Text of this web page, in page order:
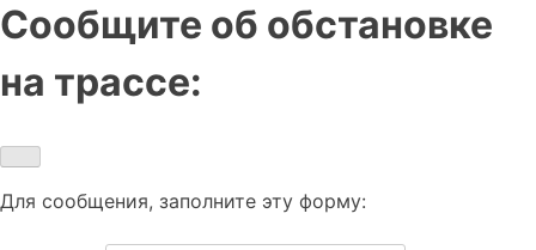
Сообщите об обстановке
на трассе:
Для сообщения, заполните эту форму: